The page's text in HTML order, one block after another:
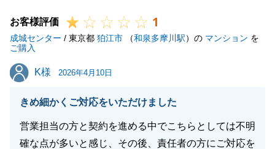
閉じる
お客様評価 1
成城センター / 東京都 狛江市 （和泉多摩川駅）の マンション を
ご購入
K様
K様 2026年4月10日
きめ細かくご対応をいただけました
営業担当の方と契約を進める中でこちらとしては不明
確な点が多いと感じ、その後、責任者の方にご対応を